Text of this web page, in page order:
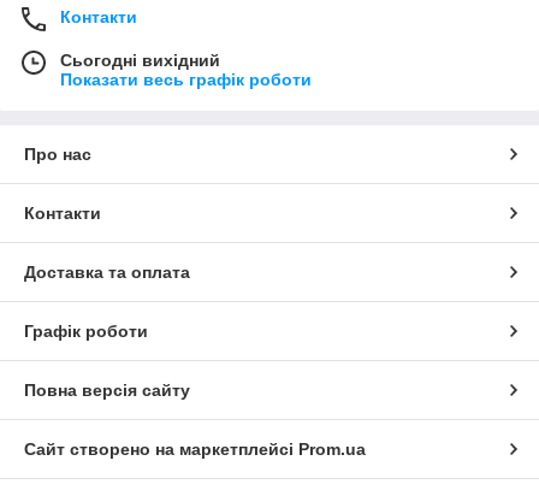
Контакти
Сьогодні вихідний
Показати весь графік роботи
Про нас
Контакти
Доставка та оплата
Графік роботи
Повна версія сайту
Сайт створено на маркетплейсі Prom.ua